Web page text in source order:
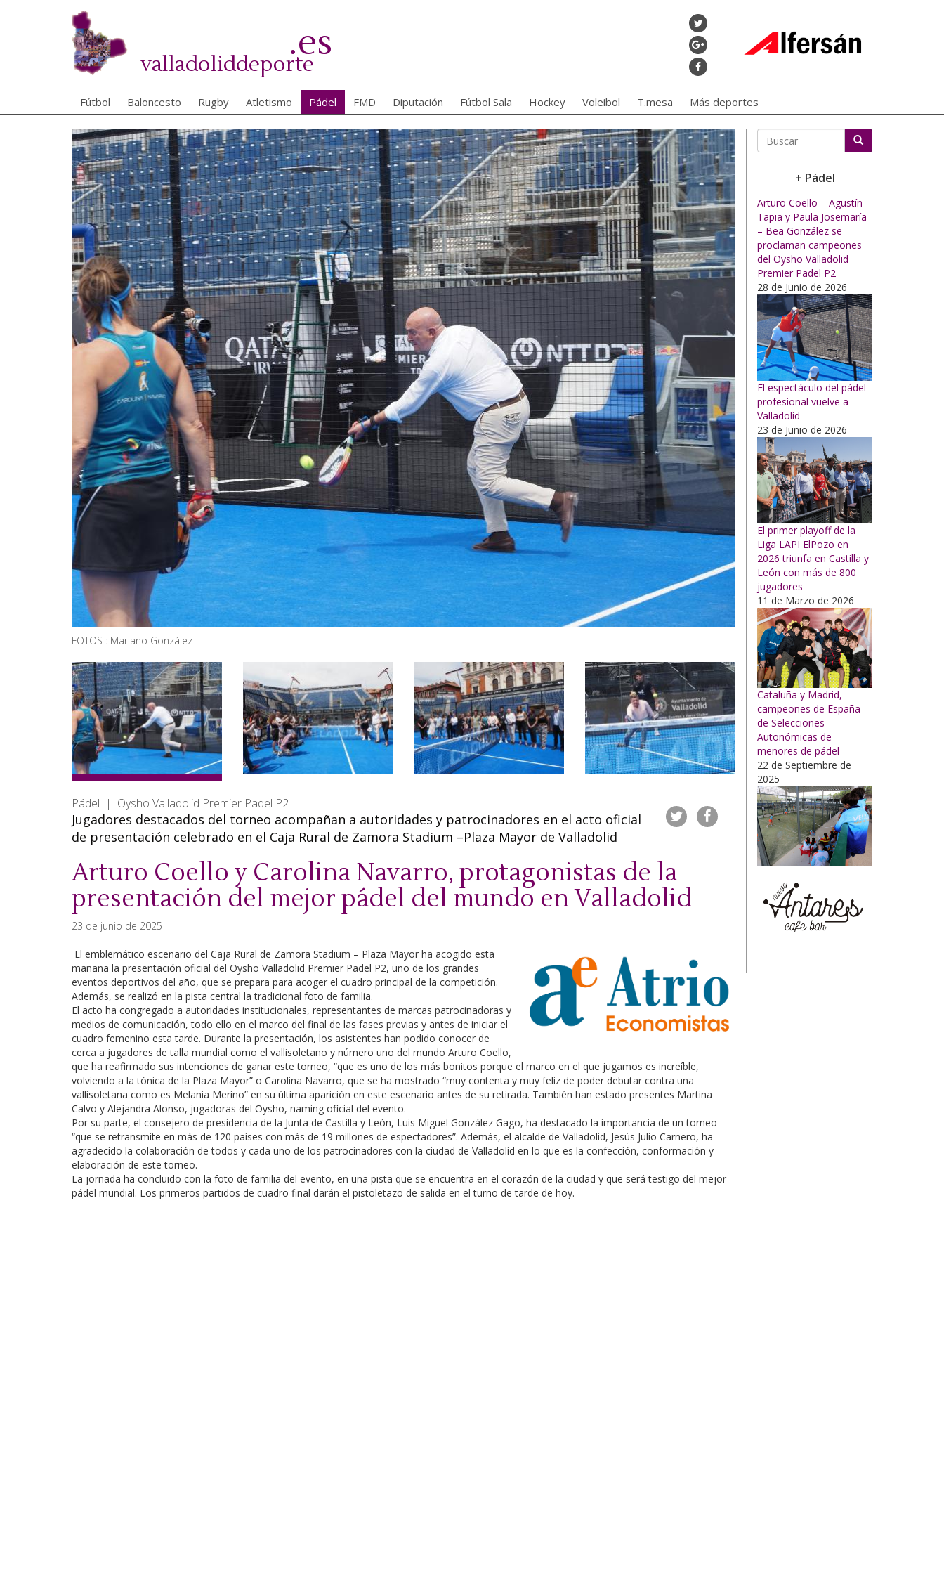
valladoliddeporte
.es
Fútbol Baloncesto Rugby Atletismo Pádel FMD Diputación Fútbol Sala Hockey Voleibol T.mesa Más deportes
FOTOS : Mariano González
Pádel | Oysho Valladolid Premier Padel P2
Jugadores destacados del torneo acompañan a autoridades y patrocinadores en el acto oficial
de presentación celebrado en el Caja Rural de Zamora Stadium –Plaza Mayor de Valladolid
Arturo Coello y Carolina Navarro, protagonistas de la
presentación del mejor pádel del mundo en Valladolid
23 de junio de 2025
El emblemático escenario del Caja Rural de Zamora Stadium – Plaza Mayor ha acogido esta
mañana la presentación oficial del Oysho Valladolid Premier Padel P2, uno de los grandes
eventos deportivos del año, que se prepara para acoger el cuadro principal de la competición.
Además, se realizó en la pista central la tradicional foto de familia.
El acto ha congregado a autoridades institucionales, representantes de marcas patrocinadoras y
medios de comunicación, todo ello en el marco del final de las fases previas y antes de iniciar el
cuadro femenino esta tarde. Durante la presentación, los asistentes han podido conocer de
cerca a jugadores de talla mundial como el vallisoletano y número uno del mundo Arturo Coello,
que ha reafirmado sus intenciones de ganar este torneo, “que es uno de los más bonitos porque el marco en el que jugamos es increíble,
volviendo a la tónica de la Plaza Mayor” o Carolina Navarro, que se ha mostrado “muy contenta y muy feliz de poder debutar contra una
vallisoletana como es Melania Merino” en su última aparición en este escenario antes de su retirada. También han estado presentes Martina
Calvo y Alejandra Alonso, jugadoras del Oysho, naming oficial del evento.
Por su parte, el consejero de presidencia de la Junta de Castilla y León, Luis Miguel González Gago, ha destacado la importancia de un torneo
“que se retransmite en más de 120 países con más de 19 millones de espectadores”. Además, el alcalde de Valladolid, Jesús Julio Carnero, ha
agradecido la colaboración de todos y cada uno de los patrocinadores con la ciudad de Valladolid en lo que es la confección, conformación y
elaboración de este torneo.
La jornada ha concluido con la foto de familia del evento, en una pista que se encuentra en el corazón de la ciudad y que será testigo del mejor
pádel mundial. Los primeros partidos de cuadro final darán el pistoletazo de salida en el turno de tarde de hoy.
+ Pádel
Arturo Coello – Agustín
Tapia y Paula Josemaría
– Bea González se
proclaman campeones
del Oysho Valladolid
Premier Padel P2
28 de Junio de 2026
El espectáculo del pádel
profesional vuelve a
Valladolid
23 de Junio de 2026
El primer playoff de la
Liga LAPI ElPozo en
2026 triunfa en Castilla y
León con más de 800
jugadores
11 de Marzo de 2026
Cataluña y Madrid,
campeones de España
de Selecciones
Autonómicas de
menores de pádel
22 de Septiembre de
2025